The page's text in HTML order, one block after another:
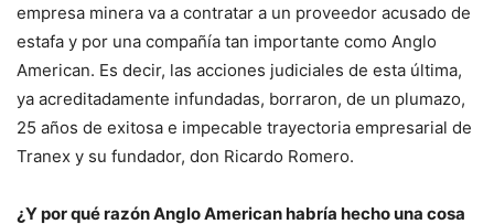
empresa minera va a contratar a un proveedor acusado de
estafa y por una compañía tan importante como Anglo
American. Es decir, las acciones judiciales de esta última,
ya acreditadamente infundadas, borraron, de un plumazo,
25 años de exitosa e impecable trayectoria empresarial de
Tranex y su fundador, don Ricardo Romero.
¿Y por qué razón Anglo American habría hecho una cosa